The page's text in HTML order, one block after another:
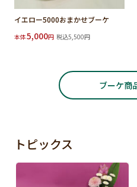
イエロー5000おまかせブーケ
本体5,000円 税込5,500円
ブーケ商
トピックス